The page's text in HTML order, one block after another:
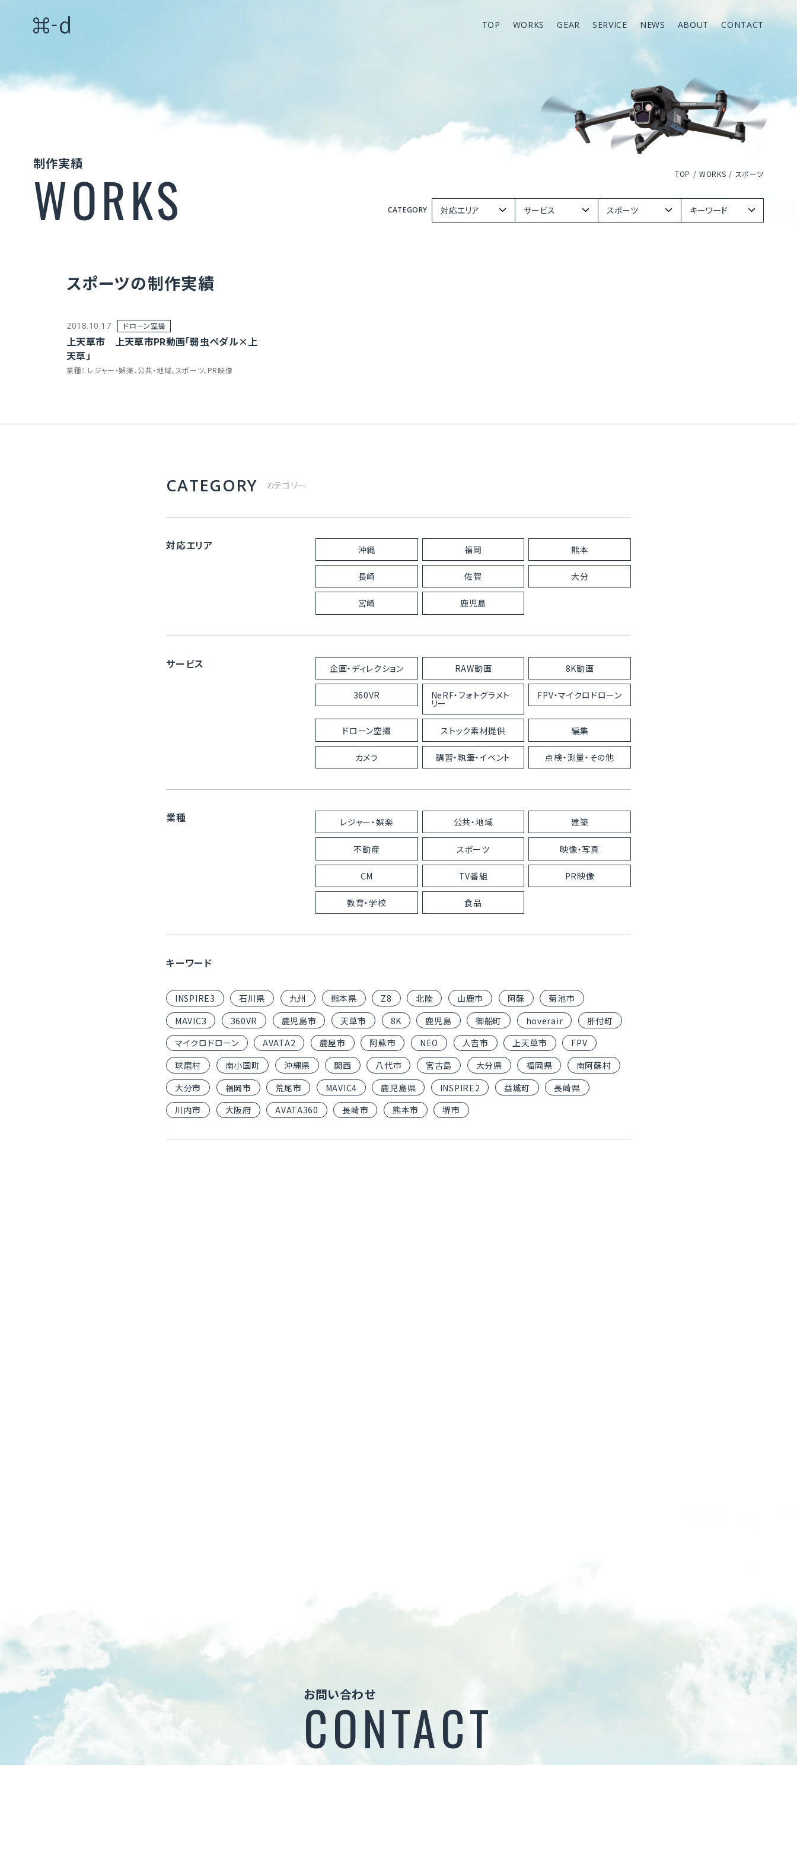
TOP
WORKS
GEAR
SERVICE
NEWS
ABOUT
CONTACT
制作実績
WORKS TOP WORKS スポーツ
CATEGORY
スポーツの制作実績
2018.10.17 ドローン空撮
上天草市 上天草市PR動画「弱虫ペダル×上
天草」
業種： レジャー・娯楽、公共・地域、スポーツ、PR映像
CATEGORY カテゴリー
対応エリア 沖縄 福岡 熊本
長崎 佐賀 大分
宮崎 鹿児島
サービス 企画・ディレクション RAW動画 8K動画
360VR NeRF・フォトグラメト
リー
FPV・マイクロドローン
ドローン空撮 ストック素材提供 編集
カメラ 講習・執筆・イベント 点検・測量・その他
業種 レジャー・娯楽 公共・地域 建築
不動産 スポーツ 映像・写真
CM TV番組 PR映像
教育・学校 食品
キーワード
INSPIRE3 石川県 九州 熊本県 Z8 北陸 山鹿市 阿蘇
菊池市
MAVIC3
360VR 鹿児島市 天草市 8K 鹿児島 御船町 hoverair
肝付町
マイクロドローン
AVATA2 鹿屋市 阿蘇市 NEO 人吉市 上天草市
FPV
球磨村
南小国町 沖縄県 関西 八代市 宮古島 大分県 福岡県
南阿蘇村
大分市
福岡市 荒尾市 MAVIC4 鹿児島県 INSPIRE2 益城町
長崎県
川内市
大阪府 AVATA360 長崎市 熊本市 堺市
お問い合わせ
お問い合わせ
CONTACT
CONTACT